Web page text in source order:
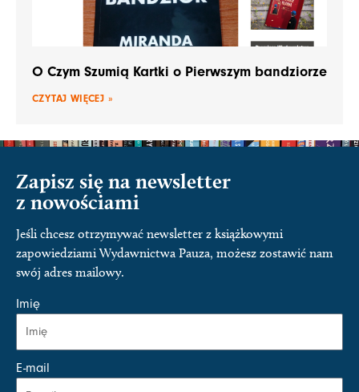
O Czym Szumią Kartki o Pierwszym bandziorze
CZYTAJ WIĘCEJ »
Zapisz się na newsletter
z nowościami
Jeśli chcesz otrzymywać newsletter z książkowymi
zapowiedziami Wydawnictwa Pauza, możesz zostawić nam
swój adres mailowy.
Imię
E-mail